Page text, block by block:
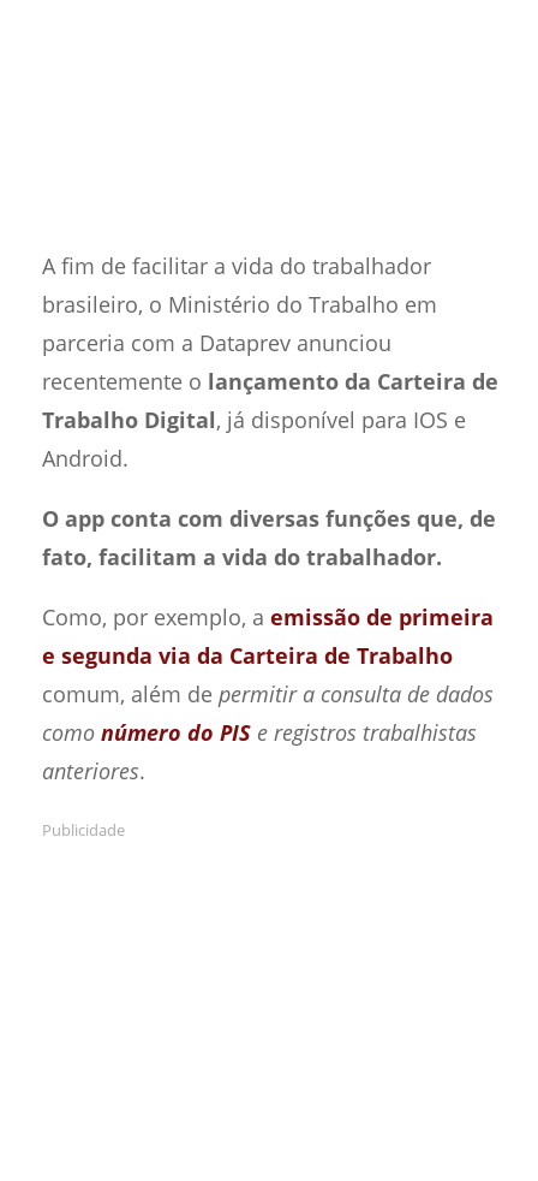
A fim de facilitar a vida do trabalhador
brasileiro, o Ministério do Trabalho em
parceria com a Dataprev anunciou
recentemente o lançamento da Carteira de
Trabalho Digital, já disponível para IOS e
Android.
O app conta com diversas funções que, de
fato, facilitam a vida do trabalhador.
Como, por exemplo, a emissão de primeira
e segunda via da Carteira de Trabalho
comum, além de permitir a consulta de dados
como número do PISe registros trabalhistas
anteriores.
Publicidade